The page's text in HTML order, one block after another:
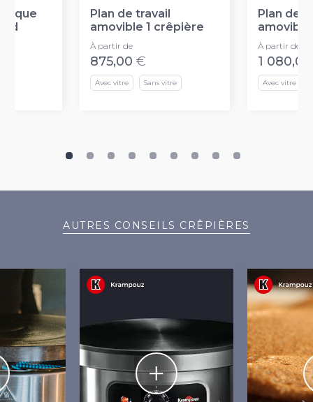
Plan de travail
amovible 1 crêpière
À partir de
875,00 €
Avec vitre Sans vitre
Plan de
À partir de
1 080,00
Avec vitre
AUTRES CONSEILS CRÊPIÈRES